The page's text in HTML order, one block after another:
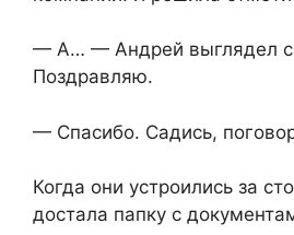
— А… — Андрей выглядел
Поздравляю.
— Спасибо. Садись,
Когда они устроились за
достала папку с